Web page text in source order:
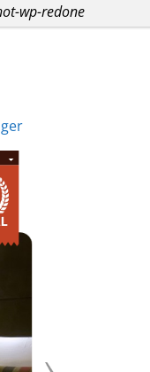
wp-redone